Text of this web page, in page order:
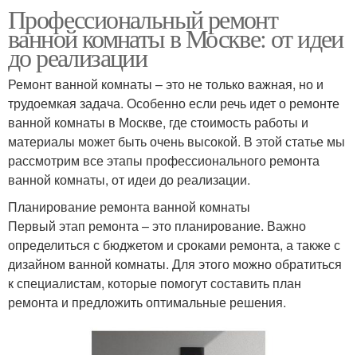
Профессиональный ремонт
ванной комнаты в Москве: от идеи
до реализации
Ремонт ванной комнаты – это не только важная, но и
трудоемкая задача. Особенно если речь идет о ремонте
ванной комнаты в Москве, где стоимость работы и
материалы может быть очень высокой. В этой статье мы
рассмотрим все этапы профессионального ремонта
ванной комнаты, от идеи до реализации.
Планирование ремонта ванной комнаты
Первый этап ремонта – это планирование. Важно
определиться с бюджетом и сроками ремонта, а также с
дизайном ванной комнаты. Для этого можно обратиться
к специалистам, которые помогут составить план
ремонта и предложить оптимальные решения.